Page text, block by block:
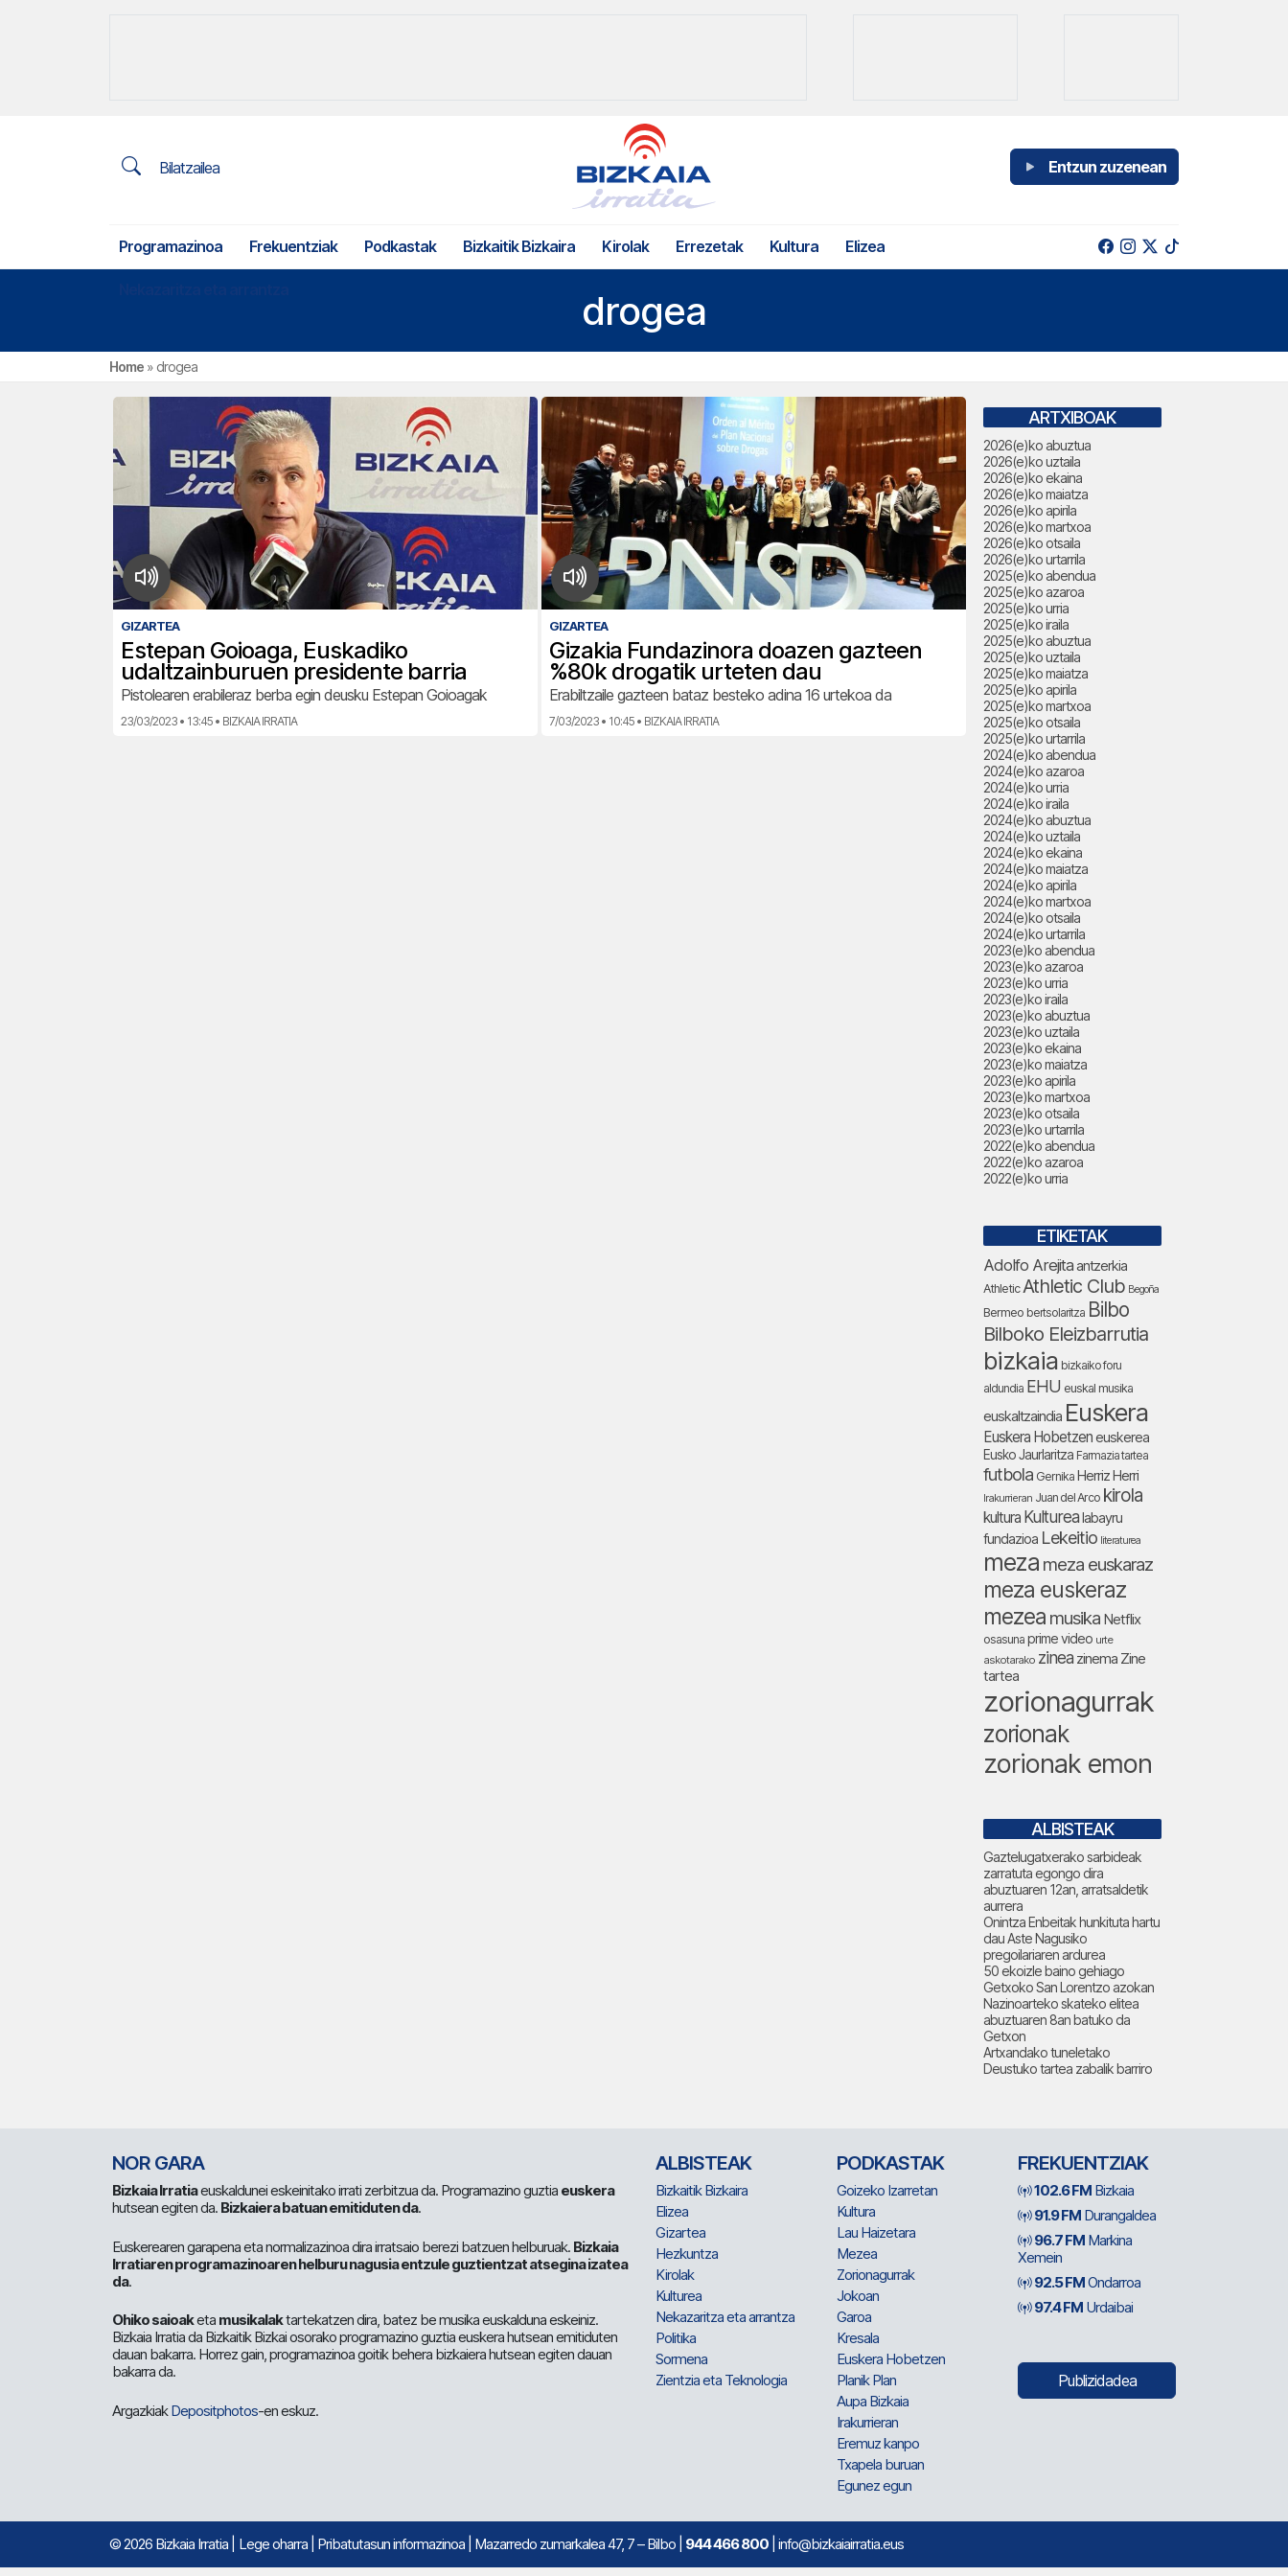
Bilatzailea Entzun zuzenean
Programazinoa Frekuentziak Podkastak Bizkaitik Bizkaira Kirolak Errezetak Kultura Elizea
drogea
Home » drogea
GIZARTEA
Estepan Goioaga, Euskadiko
udaltzainburuen presidente barria
Pistolearen erabileraz berba egin deusku Estepan Goioagak
23/03/2023 • 13:45 • BIZKAIA IRRATIA
GIZARTEA
Gizakia Fundazinora doazen gazteen
%80k drogatik urteten dau
Erabiltzaile gazteen bataz besteko adina 16 urtekoa da
7/03/2023 • 10:45 • BIZKAIA IRRATIA
ARTXIBOAK
2026(e)ko abuztua
2026(e)ko uztaila
2026(e)ko ekaina
2026(e)ko maiatza
2026(e)ko apirila
2026(e)ko martxoa
2026(e)ko otsaila
2026(e)ko urtarrila
2025(e)ko abendua
2025(e)ko azaroa
2025(e)ko urria
2025(e)ko iraila
2025(e)ko abuztua
2025(e)ko uztaila
2025(e)ko maiatza
2025(e)ko apirila
2025(e)ko martxoa
2025(e)ko otsaila
2025(e)ko urtarrila
2024(e)ko abendua
2024(e)ko azaroa
2024(e)ko urria
2024(e)ko iraila
2024(e)ko abuztua
2024(e)ko uztaila
2024(e)ko ekaina
2024(e)ko maiatza
2024(e)ko apirila
2024(e)ko martxoa
2024(e)ko otsaila
2024(e)ko urtarrila
2023(e)ko abendua
2023(e)ko azaroa
2023(e)ko urria
2023(e)ko iraila
2023(e)ko abuztua
2023(e)ko uztaila
2023(e)ko ekaina
2023(e)ko maiatza
2023(e)ko apirila
2023(e)ko martxoa
2023(e)ko otsaila
2023(e)ko urtarrila
2022(e)ko abendua
2022(e)ko azaroa
2022(e)ko urria
ETIKETAK
Adolfo Arejitaantzerkia
Athletic Athletic Club Begoña
Bermeo bertsolaritza Bilbo
Bilboko Eleizbarrutia
bizkaia bizkaiko foru
aldundia EHU euskal musika
euskaltzaindia Euskera
Euskera Hobetzeneuskerea
Eusko Jaurlaritza Farmazia tartea
futbola Gernika Herriz Herri
Irakurrieran Juan del Arco kirola
kultura Kulturealabayru
fundazioa Lekeitio literaturea
meza meza euskaraz
meza euskeraz
mezea musika Netflix
osasuna prime video urte
askotarako zinea zinema Zine
tartea
zorionagurrak
zorionak
zorionak emon
ALBISTEAK
Gaztelugatxerako sarbideak
zarratuta egongo dira
abuztuaren 12an, arratsaldetik
aurrera
Onintza Enbeitak hunkituta hartu
dau Aste Nagusiko
pregoilariaren ardurea
50 ekoizle baino gehiago
Getxoko San Lorentzo azokan
Nazinoarteko skateko elitea
abuztuaren 8an batuko da
Getxon
Artxandako tuneletako
Deustuko tartea zabalik barriro
NOR GARA
Bizkaia Irratiaeuskaldunei eskeinitako irrati zerbitzua da. Programazino guztia euskera
hutsean egiten da. Bizkaiera batuan emitiduten da.
Euskerearen garapena eta normalizazinoa dira irratsaio berezi batzuen helburuak. Bizkaia
Irratiaren programazinoaren helburu nagusia entzule guztientzat atsegina izatea
da.
Ohiko saioaketa musikalaktartekatzen dira, batez be musika euskalduna eskeiniz.
Bizkaia Irratia da Bizkaitik Bizkai osorako programazino guztia euskera hutsean emitiduten
dauan bakarra. Horrez gain, programazinoa goitik behera bizkaiera hutsean egiten dauan
bakarra da.
ArgazkiakDepositphotos-en eskuz.
ALBISTEAK
Bizkaitik Bizkaira
Elizea
Gizartea
Hezkuntza
Kirolak
Kulturea
Nekazaritza eta arrantza
Politika
Sormena
Zientzia eta Teknologia
PODKASTAK
Goizeko Izarretan
Kultura
Lau Haizetara
Mezea
Zorionagurrak
Jokoan
Garoa
Kresala
Euskera Hobetzen
Planik Plan
Aupa Bizkaia
Irakurrieran
Eremuz kanpo
Txapela buruan
Egunez egun
FREKUENTZIAK
102.6 FM Bizkaia
91.9 FM Durangaldea
96.7 FM Markina
Xemein
92.5 FMOndarroa
97.4 FM Urdaibai
Publizidadea
© 2026 Bizkaia Irratia Lege oharra Pribatutasun informazinoa | Mazarredo zumarkalea 47, 7 – Bilbo | 944 466 800 | info@bizkaiairratia.eus